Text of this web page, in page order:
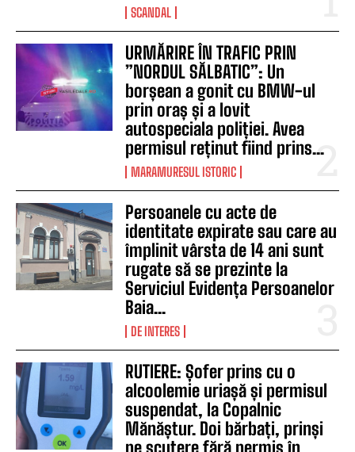
SCANDAL
URMĂRIRE ÎN TRAFIC PRIN
”NORDUL SĂLBATIC”: Un
borșean a gonit cu BMW-ul
prin oraș și a lovit
autospeciala poliției. Avea
permisul reținut fiind prins...
MARAMURESUL ISTORIC
Persoanele cu acte de
identitate expirate sau care au
împlinit vârsta de 14 ani sunt
rugate să se prezinte la
Serviciul Evidența Persoanelor
Baia...
DE INTERES
RUTIERE: Șofer prins cu o
alcoolemie uriașă și permisul
suspendat, la Copalnic
Mănăștur. Doi bărbați, prinși
pe scutere fără permis în